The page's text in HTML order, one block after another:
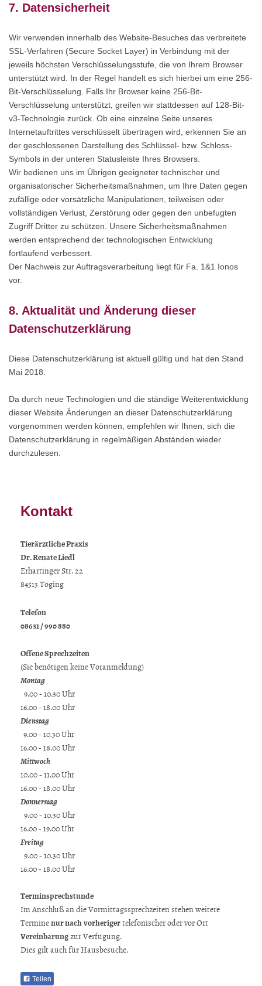
7. Datensicherheit
Wir verwenden innerhalb des Website-Besuches das verbreitete
SSL-Verfahren (Secure Socket Layer) in Verbindung mit der
jeweils höchsten Verschlüsselungsstufe, die von Ihrem Browser
unterstützt wird. In der Regel handelt es sich hierbei um eine 256-
Bit-Verschlüsselung. Falls Ihr Browser keine 256-Bit-
Verschlüsselung unterstützt, greifen wir stattdessen auf 128-Bit-
v3-Technologie zurück. Ob eine einzelne Seite unseres
Internetauftrittes verschlüsselt übertragen wird, erkennen Sie an
der geschlossenen Darstellung des Schlüssel- bzw. Schloss-
Symbols in der unteren Statusleiste Ihres Browsers.
Wir bedienen uns im Übrigen geeigneter technischer und
organisatorischer Sicherheitsmaßnahmen, um Ihre Daten gegen
zufällige oder vorsätzliche Manipulationen, teilweisen oder
vollständigen Verlust, Zerstörung oder gegen den unbefugten
Zugriff Dritter zu schützen. Unsere Sicherheitsmaßnahmen
werden entsprechend der technologischen Entwicklung
fortlaufend verbessert.
Der Nachweis zur Auftragsverarbeitung liegt für Fa. 1&1 Ionos
vor.
8. Aktualität und Änderung dieser
Datenschutzerklärung
Diese Datenschutzerklärung ist aktuell gültig und hat den Stand
Mai 2018.
Da durch neue Technologien und die ständige Weiterentwicklung
dieser Website Änderungen an dieser Datenschutzerklärung
vorgenommen werden können, empfehlen wir Ihnen, sich die
Datenschutzerklärung in regelmäßigen Abständen wieder
durchzulesen.
Kontakt
Tierärztliche Praxis
Dr. Renate Liedl
Erhartinger Str. 22
84513 Töging
Telefon
08631 / 990 880
Offene Sprechzeiten
(Sie benötigen keine Voranmeldung)
Montag
9.00 - 10.30 Uhr
16.00 - 18.00 Uhr
Dienstag
9.00 - 10.30 Uhr
16.00 - 18.00 Uhr
Mittwoch
10.00 - 11.00 Uhr
16.00 - 18.00 Uhr
Donnerstag
9.00 - 10.30 Uhr
16.00 - 19.00 Uhr
Freitag
9.00 - 10.30 Uhr
16.00 - 18.00 Uhr
Terminsprechstunde
Im Anschluß an die Vormittagssprechzeiten stehen weitere
Terminenur nachvorherigertelefonischer oder vor Ort
Vereinbarungzur Verfügung.
Dies gilt auch für Hausbesuche.
Teilen